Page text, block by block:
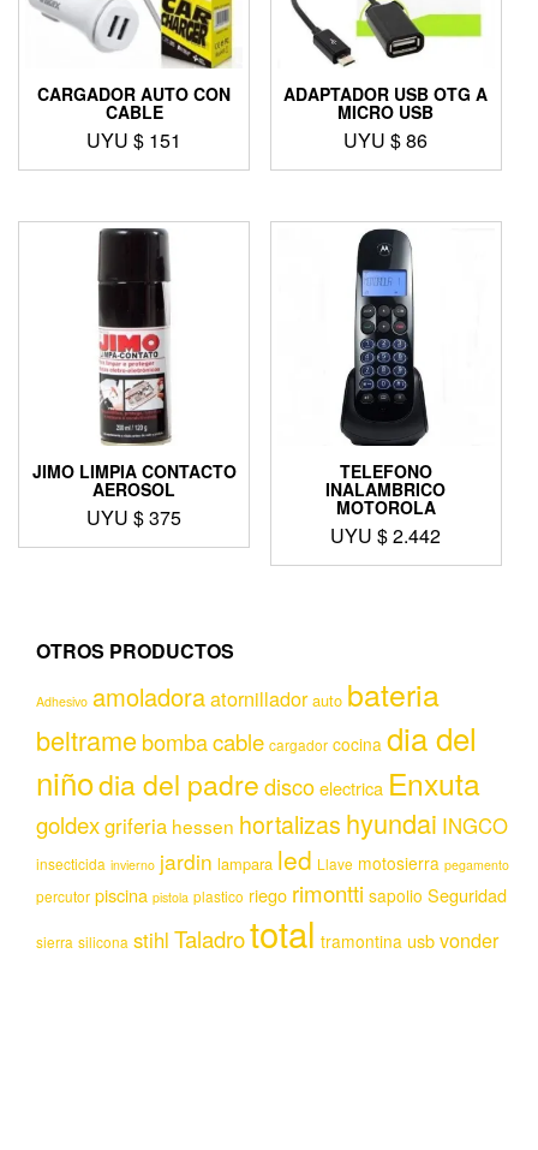
CARGADOR AUTO CON
CABLE
UYU $ 151
ADAPTADOR USB OTG A
MICRO USB
UYU $86
JIMO LIMPIA CONTACTO
AEROSOL
UYU $375
TELEFONO
INALAMBRICO
MOTOROLA
UYU $2.442
OTROS PRODUCTOS
Adhesivo amoladoraatornillador auto bateria
beltramebombacable cargador cocina dia del
niñodia del padrediscoelectrica Enxuta
goldexgriferia hessen hortalizas hyundai INGCO
insecticida invierno jardin lampara led Llave motosierra pegamento
percutor piscina pistola plastico riego rimontti sapolio Seguridad
sierra silicona stihl Taladrototal tramontina usbvonder